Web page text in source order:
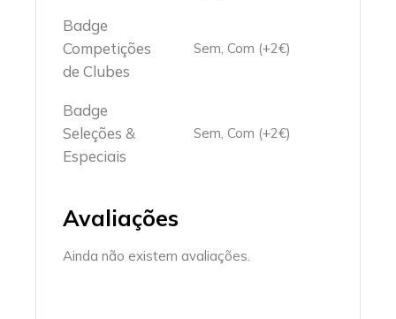
Badge
Competições
de Clubes
Sem, Com (+2€)
Badge
Seleções &
Especiais
Sem, Com (+2€)
Avaliações
Ainda não existem avaliações.